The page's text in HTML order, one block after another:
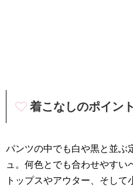
着こなしのポイント
パンツの中でも白や黒と並ぶ
ュ。何色とでも合わせやす
トップスやアウター、そし